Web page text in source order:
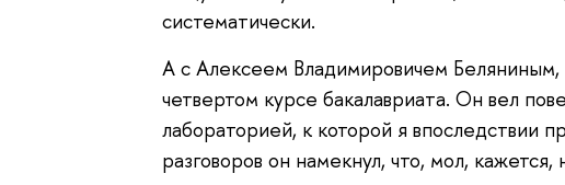
систематически.
А с Алексеем Владимировичем
четвертом курсе бакалавриата. Он вел
лабораторией, к которой я впоследствии
разговоров он намекнул, что, мол,